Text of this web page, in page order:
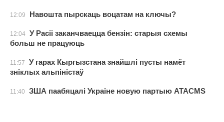
12:09 Навошта пырскаць воцатам на ключы?
12:04 У Расіі заканчваецца бензін: старыя схемы
больш не працуюць
11:57
У гарах Кыргызстана знайшлі пусты намёт
зніклых альпіністаў
11:40 ЗША паабяцалі Украіне новую партыю ATACMS